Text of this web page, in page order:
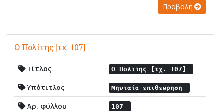
Προβολή
Ο Πολίτης [τχ. 107]
Τίτλος Ο Πολίτης [τχ. 107]
Υπότιτλος Μηνιαία επιθεώρηση
Αρ. φύλλου 107